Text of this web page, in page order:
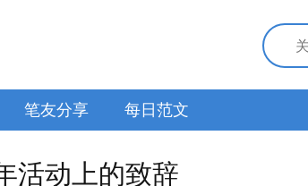
笔友分享 每日范文
活动上的致辞